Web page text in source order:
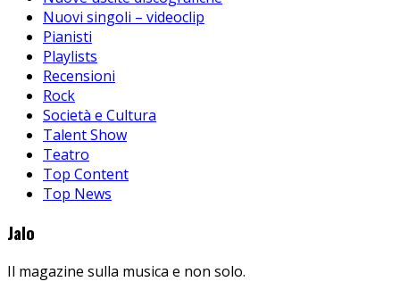
Nuovi singoli – videoclip
Pianisti
Playlists
Recensioni
Rock
Società e Cultura
Talent Show
Teatro
Top Content
Top News
Jalo
Il magazine sulla musica e non solo.